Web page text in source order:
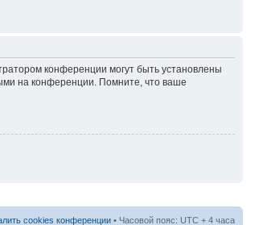
конференции могут быть установлены
на конференции. Помните, что ваше
cookies конференции • Часовой пояс: UTC + 4 часа